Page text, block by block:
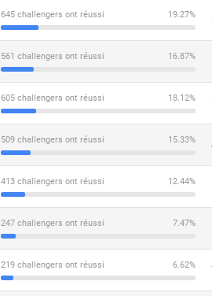
19.27%
645 challengers ont réussi
16.87%
561 challengers ont réussi
18.12%
605 challengers ont réussi
15.33%
509 challengers ont réussi
12.44%
413 challengers ont réussi
7.47%
247 challengers ont réussi
6.62%
219 challengers ont réussi